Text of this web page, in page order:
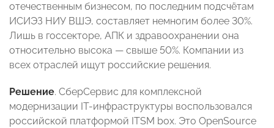
отечественным бизнесом, по последним подсчётам
ИСИЭЗ НИУ ВШЭ, составляет немногим более 30%.
Лишь в госсекторе, АПК и здравоохранении она
относительно высока — свыше 50%. Компании из
всех отраслей ищут российские решения.
Решение. СберСервис для комплексной
модернизации IT-инфраструктуры воспользовался
российской платформой ITSM box. Это OpenSource